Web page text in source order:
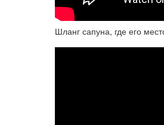
Шланг сапуна, где его